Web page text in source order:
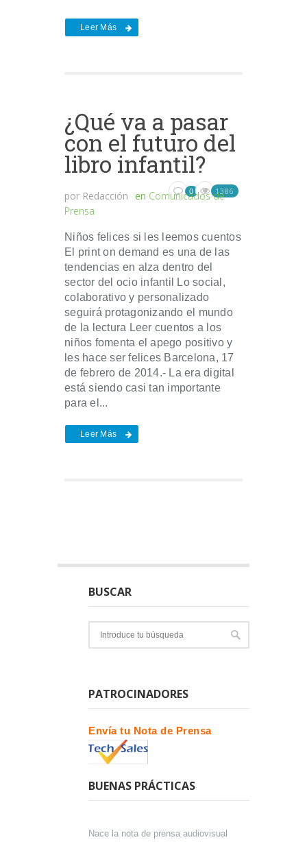
Leer Más
¿Qué va a pasar
con el futuro del
libro infantil?
por Redacción en Comunicados de
Prensa
0 1386
Niños felices si les leemos cuentos
El print on demand es una de las
tendencias en alza dentro del
sector del ocio infantil Lo social,
colaborativo y personalizado
seguirá protagonizando el mundo
de la lectura Leer cuentos a los
niños fomenta el apego positivo y
les hace ser felices Barcelona, 17
de febrero de 2014.- La era digital
está siendo casi tan importante
para el...
Leer Más
BUSCAR
PATROCINADORES
Envía tu Nota de Prensa
BUENAS PRÁCTICAS
Nace la nota de prensa audiovisual